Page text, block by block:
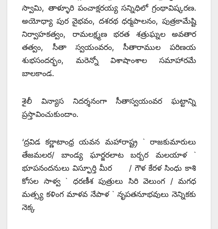
స్వామి, తాళ్ళూరి పంచాక్షరయ్య సన్నిధిలో గ్రంథావిష్కరణ.
అయోధ్యా పుర వైభవం, దశరథ ధర్మపాలనం, పుత్రకామేష్టి
నిర్వాహకత్వం, రామలక్ష్మణ భరత శత్రుఘ్నల అవతార
తత్వం, సీతా స్వయంవరం, సీతారాముల పరిణయ
శుభసందర్భం, మరెన్నో విశాషాంశాల సమాహారమే
బాలకాండ.
శైలీ విన్యాస నిదర్శనంగా సీతాస్వయంవర ఘట్టాన్ని
ప్రస్తావించుకుందాం.
‘ద్రవిడ కర్ణాటాంధ్ర యవన మహారాష్ట్ర ` రాజకుమారులు
తేజమలర/ బాండ్య ఘార్జరలాట బర్బర మలయాళ `
భూపనందనులు విస్ఫూర్తి మీర / గౌళ కేరళ సింధు కాశి
కోసల సాళ్వ ` ధరణీశ పుత్రులు సిరి వెలుంగ / మగధ
మత్స్య కళింగ మాళవ నేపాళ ` నృపతనూభవులు నెన్నికకు
నెక్క